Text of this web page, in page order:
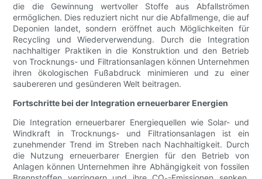
die die Gewinnung wertvoller Stoffe aus Abfallströmen
ermöglichen. Dies reduziert nicht nur die Abfallmenge, die auf
Deponien landet, sondern eröffnet auch Möglichkeiten für
Recycling und Wiederverwendung. Durch die Integration
nachhaltiger Praktiken in die Konstruktion und den Betrieb
von Trocknungs- und Filtrationsanlagen können Unternehmen
ihren ökologischen Fußabdruck minimieren und zu einer
saubereren und gesünderen Welt beitragen.
Fortschritte bei der Integration erneuerbarer Energien
Die Integration erneuerbarer Energiequellen wie Solar- und
Windkraft in Trocknungs- und Filtrationsanlagen ist ein
zunehmender Trend im Streben nach Nachhaltigkeit. Durch
die Nutzung erneuerbarer Energien für den Betrieb von
Anlagen können Unternehmen ihre Abhängigkeit von fossilen